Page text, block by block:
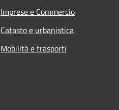
Imprese e Commercio
Catasto e urbanistica
Mobilità e trasporti